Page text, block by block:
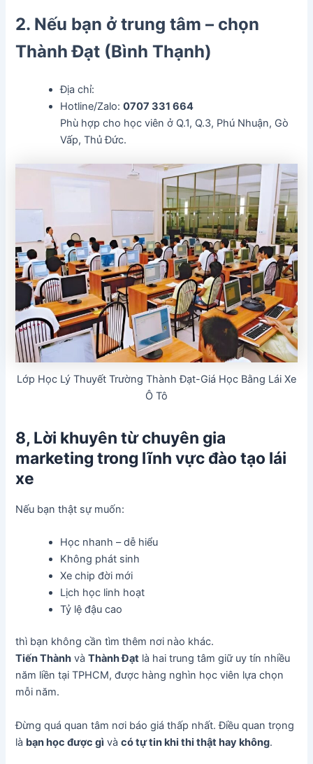
2. Nếu bạn ở trung tâm – chọn
Thành Đạt (Bình Thạnh)
Địa chỉ:
Hotline/Zalo:0707 331 664
Phù hợp cho học viên ở Q.1, Q.3, Phú Nhuận, Gò
Vấp, Thủ Đức.
Lớp Học Lý Thuyết Trường Thành Đạt-Giá Học Bằng Lái Xe
Ô Tô
8, Lời khuyên từ chuyên gia
marketing trong lĩnh vực đào tạo lái
xe
Nếu bạn thật sự muốn:
Học nhanh – dễ hiểu
Không phát sinh
Xe chip đời mới
Lịch học linh hoạt
Tỷ lệ đậu cao
thì bạn không cần tìm thêm nơi nào khác.
Tiến Thành vàThành Đạt là hai trung tâm giữ uy tín nhiều
năm liền tại TPHCM, được hàng nghìn học viên lựa chọn
mỗi năm.
Đừng quá quan tâm nơi báo giá thấp nhất. Điều quan trọng
là bạn học được gì vàcó tự tin khi thi thật hay không.